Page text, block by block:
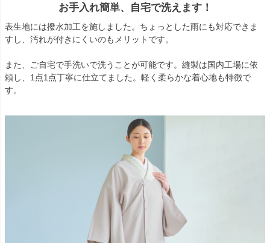
お手入れ簡単、自宅で洗えます！
表生地には撥水加工を施しました。ちょっとした雨にも対応できま
すし、汚れが付きにくいのもメリットです。
また、ご自宅で手洗いで洗うことが可能です。縫製は国内工場に依
頼し、1点1点丁寧に仕立てました。軽く柔らかな着心地も特徴で
す。